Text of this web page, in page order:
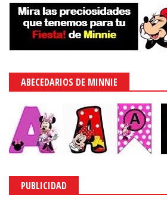
ABECEDARIOS DE MINNIE
PUBLICIDAD